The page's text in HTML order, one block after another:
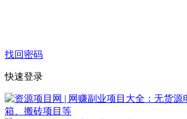
找回密码
快速登录